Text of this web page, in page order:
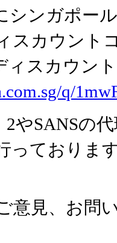
シンガポー
スカウント
ィスカウン
q/
やSANSの
っておりま
見、お問